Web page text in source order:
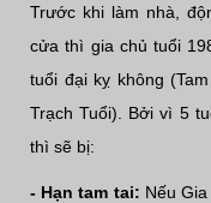
Trước khi làm nhà,
cửa thì gia chủ tuổi
tuổi đại kỵ không
Trạch Tuổi). Bởi vì 5
thì sẽ bị:
- Hạn tam tai: Nếu